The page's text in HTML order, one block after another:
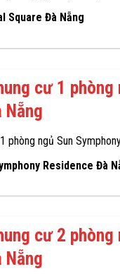
Square Đà Nẵng
cư 1 phòng
Nẵng
phòng ngủ Sun
Residence Đà
cư 2 phòng
Nẵng